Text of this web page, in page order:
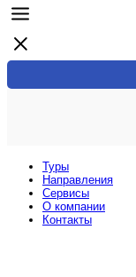
Туры
Направления
Сервисы
O компании
Контакты